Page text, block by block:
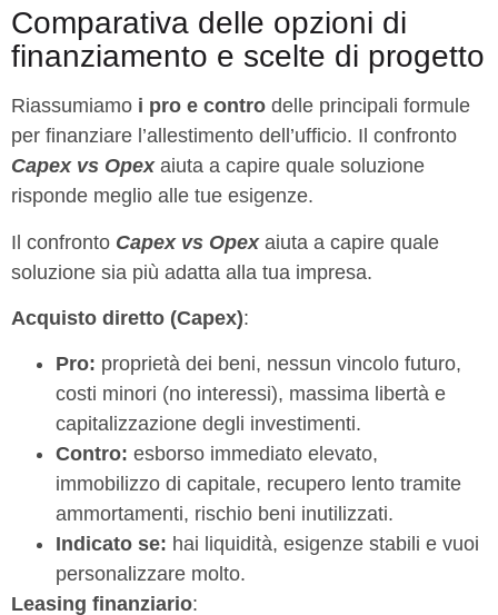
Comparativa delle opzioni di
finanziamento e scelte di progetto
Riassumiamo i pro e contro delle principali formule
per finanziare l’allestimento dell’ufficio. Il confronto
Capex vs Opexaiuta a capire quale soluzione
risponde meglio alle tue esigenze.
Il confronto Capex vs Opexaiuta a capire quale
soluzione sia più adatta alla tua impresa.
Acquisto diretto (Capex):
Pro: proprietà dei beni, nessun vincolo futuro,
costi minori (no interessi), massima libertà e
capitalizzazione degli investimenti.
Contro: esborso immediato elevato,
immobilizzo di capitale, recupero lento tramite
ammortamenti, rischio beni inutilizzati.
Indicato se: hai liquidità, esigenze stabili e vuoi
personalizzare molto.
Leasing finanziario: